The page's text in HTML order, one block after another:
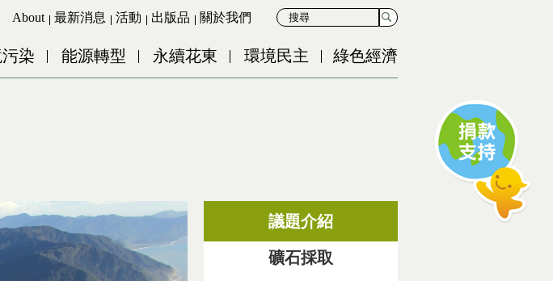
Navigation
content
About 最新消息 活動 出版品 關於我們
染 能源轉型 永續花東 環境民主 綠色經濟
議題介紹
礦石採取